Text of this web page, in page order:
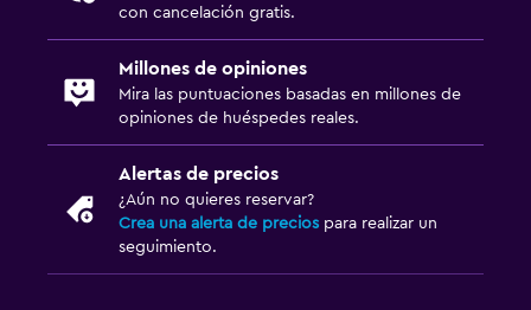
Cafetera
Servicio de entrega de comida
Menús para dietas especiales (bajo petición)
con cancelación gratis.
Millones de opiniones
Mira las puntuaciones basadas en millones de
opiniones de huéspedes reales.
Alertas de precios
¿Aún no quieres reservar?
Crea una alerta de precios para realizar un
seguimiento.